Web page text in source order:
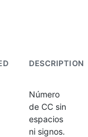
DESCRIPTION
Número
de CC sin
espacios
ni signos.